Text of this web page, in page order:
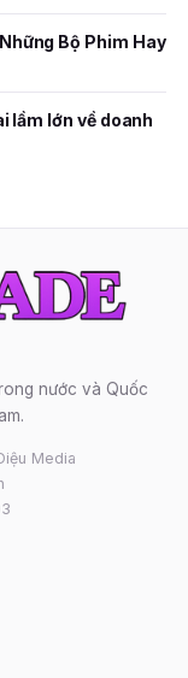
Bộ Phim Hay
lầm lớn về doanh
nước và Quốc
Media